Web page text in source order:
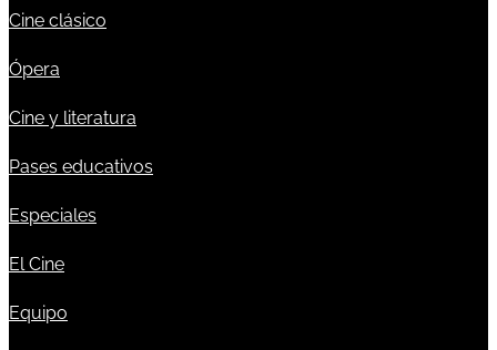
Cine clásico
Ópera
Cine y literatura
Pases educativos
Especiales
El Cine
Equipo